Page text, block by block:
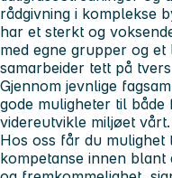
rådgivning i komplekse
har et sterkt og
med egne grupper og
samarbeider tett på
Gjennom jevnlige
gode muligheter til
videreutvikle miljøet vårt.
Hos oss får du mulighet
kompetanse innen